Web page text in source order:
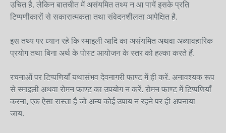
उचित है. लेकिन बातचीत में असंयमित तथ्य न आ पायें इसके प्रति
टिप्पणीकारों से सकारात्मकता तथा संवेदनशीलता आपेक्षित है.
इस तथ्य पर ध्यान रहे कि स्माइली आदि का असंयमित अथवा अव्यावहारिक
प्रयोग तथा बिना अर्थ के पोस्ट आयोजन के स्तर को हल्का करते हैं.
रचनाओं पर टिप्पणियाँ यथासंभव देवनागरी फाण्ट में ही करें. अनावश्यक रूप
से स्माइली अथवा रोमन फाण्ट का उपयोग न करें. रोमन फाण्ट में टिप्पणियाँ
करना, एक ऐसा रास्ता है जो अन्य कोई उपाय न रहने पर ही अपनाया
जाय.